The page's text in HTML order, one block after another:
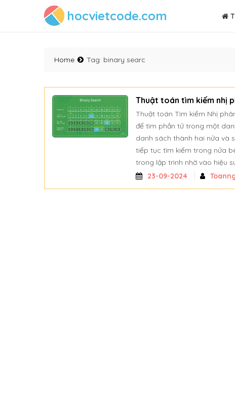
hocvietcode.com
Home Tag: binary searc
Thuật toán tìm kiếm nhị
Thuật toán Tìm kiếm Nhị
để tìm phần tử trong một
danh sách thành hai nửa và
tiếp tục tìm kiếm trong nửa
trong lập trình nhờ vào hiệu
23-09-2024